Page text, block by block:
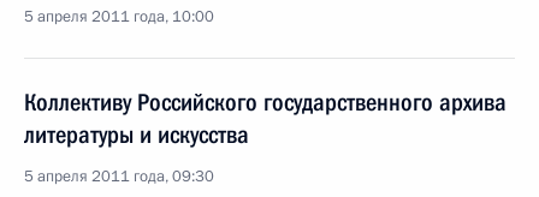
5 апреля 2011 года, 10:00
Коллективу Российского государственного архива
литературы и искусства
5 апреля 2011 года, 09:30